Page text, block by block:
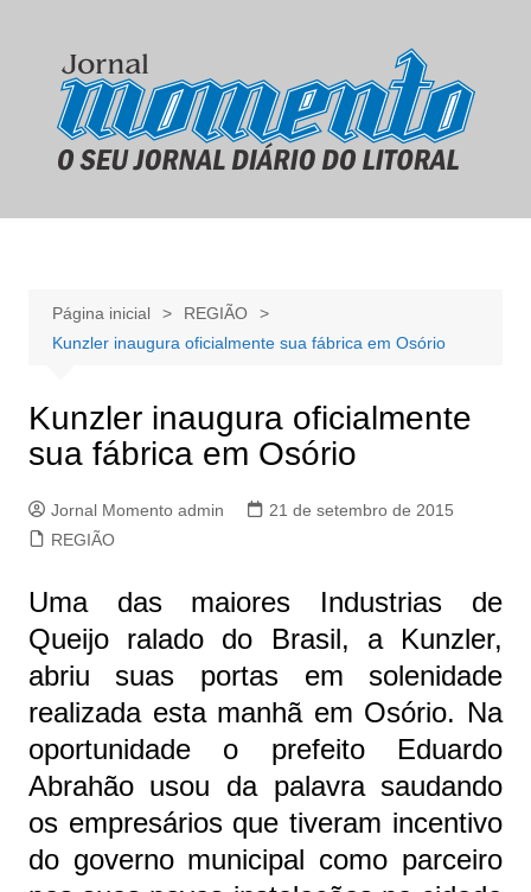
conteúdo
Página inicial
REGIÃO
Kunzler inaugura oficialmente sua fábrica em Osório
Kunzler inaugura oficialmente
sua fábrica em Osório
Jornal Momento admin
21 de setembro de 2015
REGIÃO
Uma das maiores Industrias de
Queijo ralado do Brasil, a Kunzler,
abriu suas portas em solenidade
realizada esta manhã em Osório. Na
oportunidade o prefeito Eduardo
Abrahão usou da palavra saudando
os empresários que tiveram incentivo
do governo municipal como parceiro